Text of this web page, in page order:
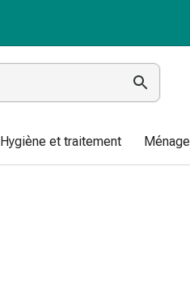
Hygiène et traitement Ménage